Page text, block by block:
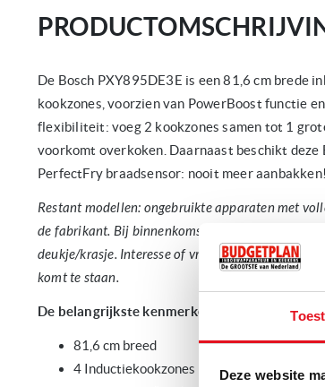
Deze website
De Bosch PXY895DE3E is een 81,6 cm brede
kookzones, voorzien van PowerBoost functie
flexibiliteit: voeg 2 kookzones samen tot 1
voorkomt overkoken. Daarnaast beschikt
PerfectFry braadsensor: nooit meer aanbakken!
Restant modellen: ongebruikte apparaten met
de fabrikant. Bij binnenkomst gecontroleerd op
deukje/krasje. Interesse of vragen? Neem gerust
komt te staan.
De belangrijkste kenmerken van de Bosch
81,6 cm breed
4 Inductiekookzones met panwaarneming